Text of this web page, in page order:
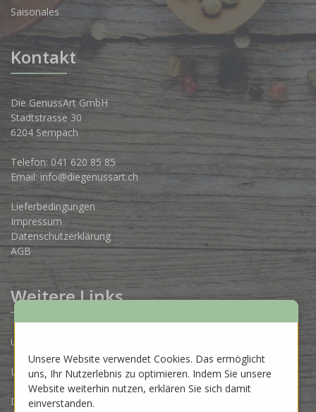
Saisonales
Kontakt
Die GenussArt GmbH
Stadtstrasse 30
6204 Sempach
Telefon: 041 620 85 85
Email: info@diegenussart.ch
Lieferbedingungen
Impressum
Datenschutzerklärung
AGB
Weitere Links
Unsere Produzenten
Lose Ware Konzept
Dein Eigenlabel
Unsere Website verwendet Cookies. Das ermöglicht
uns, Ihr Nutzerlebnis zu optimieren. Indem Sie unsere
Website weiterhin nutzen, erklären Sie sich damit
einverstanden.